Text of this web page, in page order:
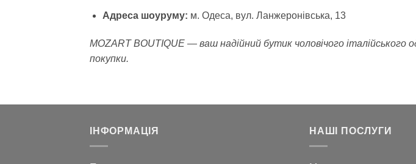
Адреса шоуруму: м. Одеса, вул. Ланжеронівська, 13
MOZART BOUTIQUE — ваш надійний бутик чоловічого італійського
покупки.
ІНФОРМАЦІЯ НАШІ ПОСЛУГИ